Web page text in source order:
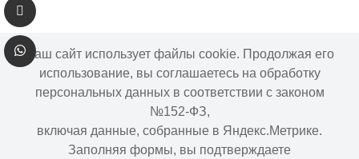
Подложка под теплый пол (Лавсан)
Радиаторы и конвекторы отопления
Каминное и печное литье чугунное
Наш сайт использует файлы cookie. Продолжая его
использование, вы соглашаетесь на обработку
персональных данных в соответствии с законом
№152-ФЗ,
включая данные, собранные в Яндекс.Метрике.
Заполняя формы, вы подтверждаете